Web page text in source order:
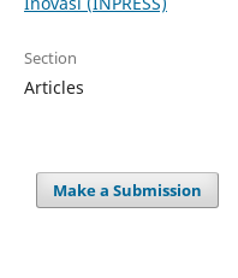
Section
Articles
Make a Submission